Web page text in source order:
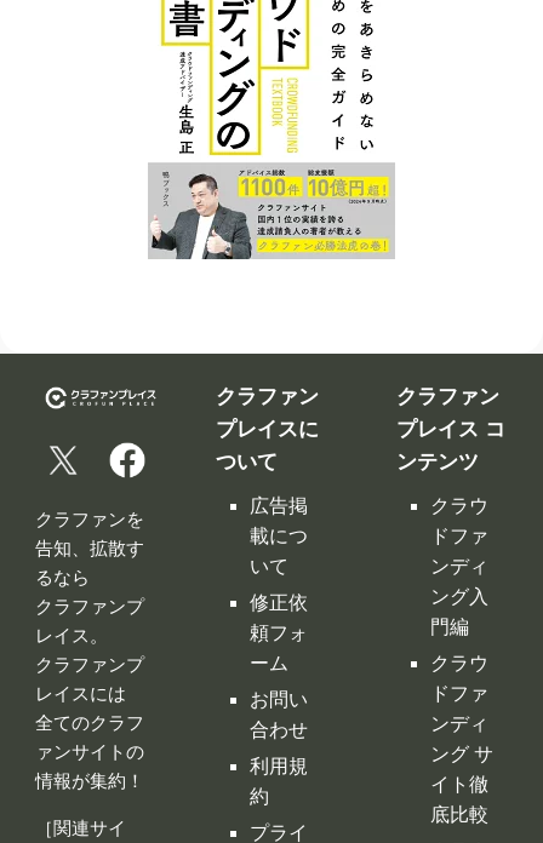
告知、拡散す
クラファンプ
クラファンプ
全てのクラフ
ァンサイトの
情報が集約！
［関連サイ
ト］
クラファン
プレイスに
ついて
修正依
頼フォ
ーム
お問い
合わせ
利用規
約
プライ
バシー
ポリシ
ー
特定商
取引法
に基づ
ング入
門編
クラウ
ドファ
ンディ
ング サ
イト徹
底比較
クラウ
ドファ
ンディ
ング 人
気サイ
トラン